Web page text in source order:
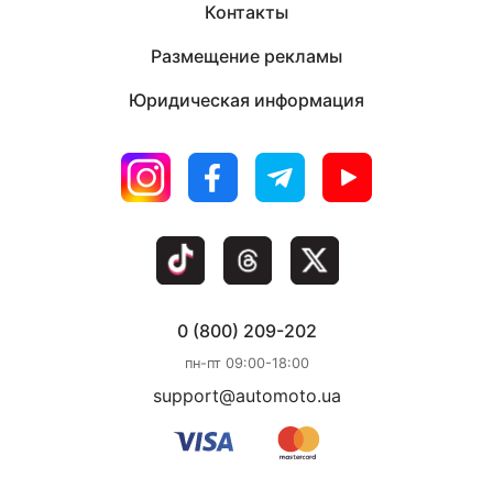
Контакты
Размещение рекламы
Юридическая информация
0 (800) 209-202
пн-пт 09:00-18:00
support@automoto.ua